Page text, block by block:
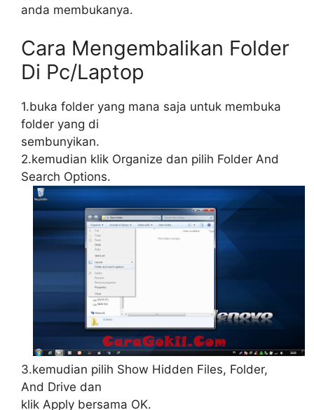
anda membukanya.
Cara Mengembalikan Folder
Di Pc/Laptop
1.buka folder yang mana saja untuk membuka
folder yang di
sembunyikan.
2.kemudian klik Organize dan pilih Folder And
Search Options.
3.kemudian pilih Show Hidden Files, Folder,
And Drive dan
klik Apply bersama OK.